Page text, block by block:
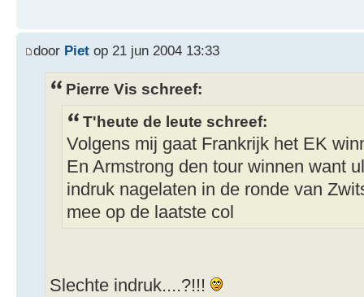
door Piet op 21 jun 2004 13:33
Pierre Vis schreef:
T'heute de leute schreef:
Volgens mij gaat Frankrijk het EK
En Armstrong den tour winnen want
indruk nagelaten in de ronde van
mee op de laatste col
Slechte indruk....?!!!